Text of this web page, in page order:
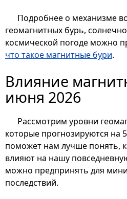
Подробнее о механизме
геомагнитных бурь,
космической погоде можно
что такое магнитные бури.
Влияние
июня 2026
Рассмотрим уровни
которые прогнозируются на
поможет нам лучше понять,
влияют на нашу
можно предпринять для
последствий.